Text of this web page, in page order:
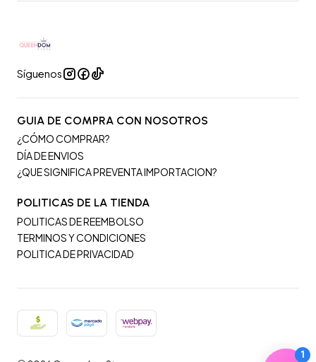
Síguenos
GUIA DE COMPRA CON NOSOTROS
¿CÓMO COMPRAR?
DÍA DE ENVIOS
¿QUE SIGNIFICA PREVENTA IMPORTACION?
POLITICAS DE LA TIENDA
POLITICAS DE REEMBOLSO
TERMINOS Y CONDICIONES
POLITICA DE PRIVACIDAD